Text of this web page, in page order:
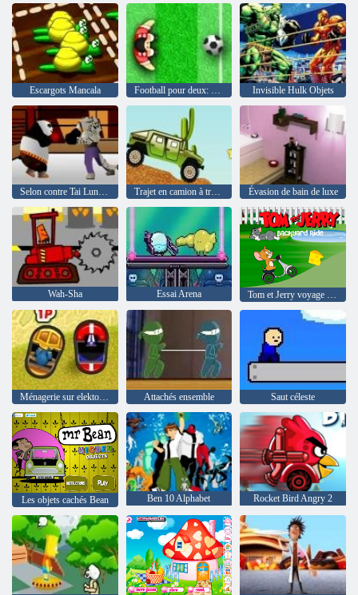
Escargots Mancala Football pour deux: Gardien de but Invisible Hulk Objets
Selon contre Tai Lung boxe Trajet en camion à travers le désert Évasion de bain de luxe
Wah-Sha Essai Arena Tom et Jerry voyage Backyard
Attachés ensemble Saut céleste
Les objets cachés Bean Ben 10 Alphabet Rocket Bird Angry 2